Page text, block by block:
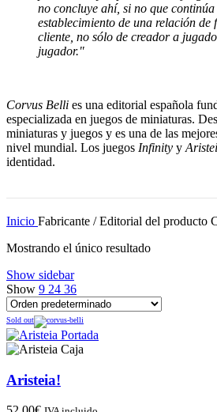
no concluye ahí, si no que continúa
establecimiento de una relación de
cliente, no sólo de creador a
jugador."
Corvus Belli es una editorial española
especializada en juegos de miniaturas.
miniaturas y juegos y es una de las
nivel mundial. Los juegos Infinity y
identidad.
Inicio Fabricante / Editorial del producto
Mostrando el único resultado
Show sidebar
Show 9 24 36
Sold out
Aristeia!